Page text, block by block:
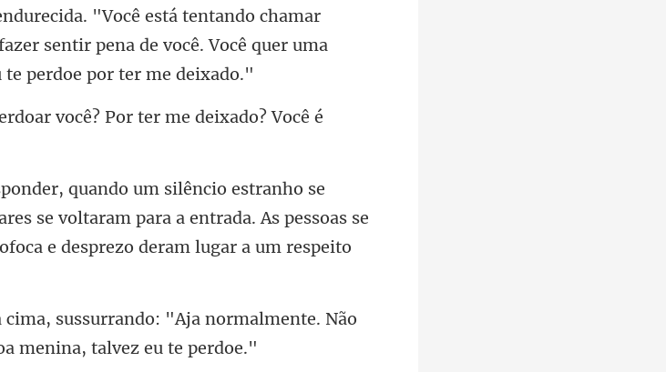
r
sentir pena de você. Você quer
você? Por ter me
se voltaram para a entrada. As pessoas se
ndo: "Aja normalmente. Não